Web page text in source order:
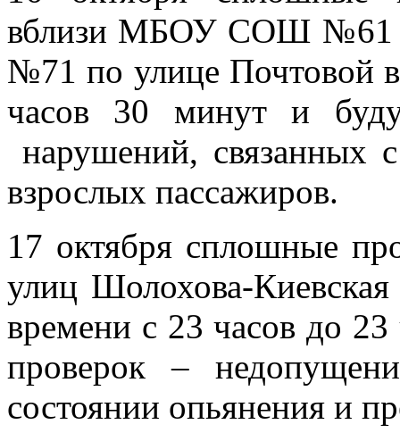
вблизи МБОУ СОШ №61 в
№71 по улице Почтовой
часов 30 минут и
нарушений, связанных
взрослых пассажиров.
17 октября сплошные
улиц Шолохова-
времени с 23 часов до
проверок –
состоянии опьянения и